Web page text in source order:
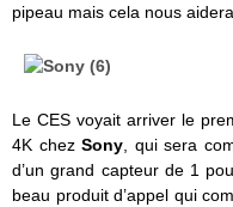
pipeau mais cela nous
Le CES voyait arriver le
4K chezSony, qui sera
d’un grand capteur de 1
beau produit d’appel qui